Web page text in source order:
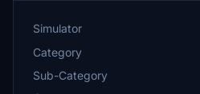
Simulator
Category
Sub-Category